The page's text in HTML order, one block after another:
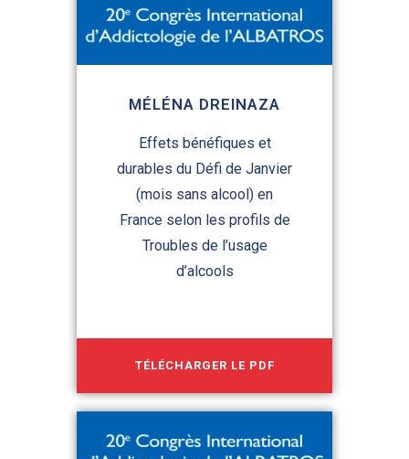
MÉLÉNA DREINAZA
Effets bénéfiques et
durables du Défi de Janvier
(mois sans alcool) en
France selon les profils de
Troubles de l’usage
d’alcools
TÉLÉCHARGER LE PDF